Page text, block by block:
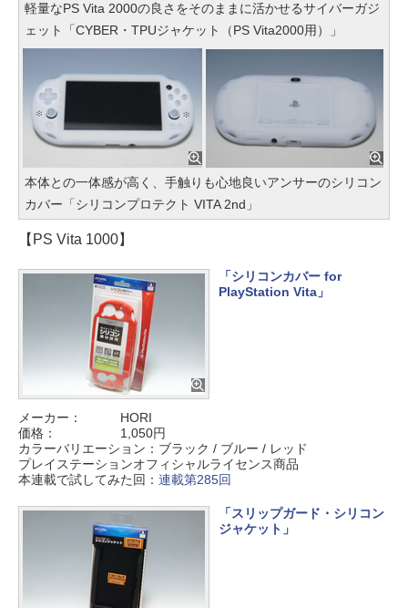
軽量なPS Vita 2000の良さをそのままに活かせるサイバーガジ
ェット「CYBER・TPUジャケット（PS Vita2000用）」
本体との一体感が高く、手触りも心地良いアンサーのシリコン
カバー「シリコンプロテクト VITA 2nd」
【PS Vita 1000】
「シリコンカバー for
PlayStation Vita」
メーカー：
HORI
価格：
1,050円
カラーバリエーション：ブラック / ブルー / レッド
プレイステーションオフィシャルライセンス商品
本連載で試してみた回： 連載第285回
「スリップガード・シリコン
ジャケット」